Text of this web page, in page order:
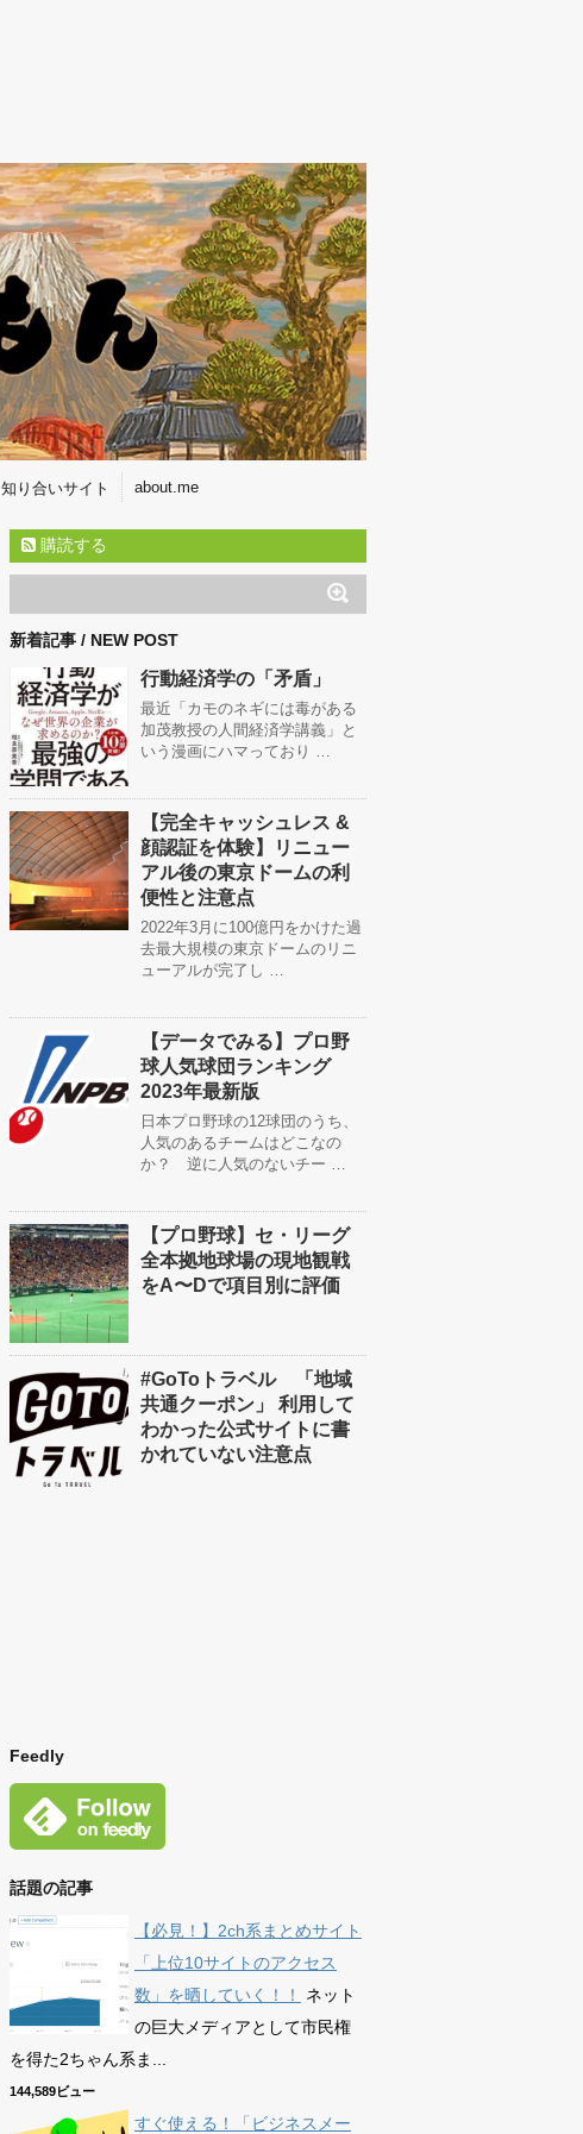
知り合いサイト about.me
購読する
新着記事 / NEW POST
行動経済学の「矛盾」
最近「カモのネギには毒がある
加茂教授の人間経済学講義」と
いう漫画にハマっており …
【完全キャッシュレス &
顔認証を体験】リニュー
アル後の東京ドームの利
便性と注意点
2022年3月に100億円をかけた過
去最大規模の東京ドームのリニ
ューアルが完了し …
【データでみる】プロ野
球人気球団ランキング
2023年最新版
日本プロ野球の12球団のうち、
人気のあるチームはどこなの
か？ 逆に人気のないチー …
【プロ野球】セ・リーグ
全本拠地球場の現地観戦
をA〜Dで項目別に評価
#GoToトラベル 「地域
共通クーポン」 利用して
わかった公式サイトに書
かれていない注意点
Feedly
話題の記事
【必見！】2ch系まとめサイト
「上位10サイトのアクセス
数」を晒していく！！
ネット
の巨大メディアとして市民権
を得た2ちゃん系ま...
144,589ビュー
すぐ使える！「ビジネスメー